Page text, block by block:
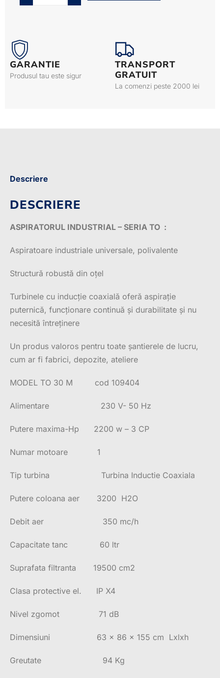
GARANTIE
Produsul tau este sigur
TRANSPORT
GRATUIT
La comenzi peste 2000 lei
Descriere
DESCRIERE
ASPIRATORUL INDUSTRIAL – SERIA TO :
Aspiratoare industriale universale, polivalente
Structură robustă din oțel
Turbinele cu inducție coaxială oferă aspirație
puternică, funcționare continuă și durabilitate și nu
necesită întreținere
Un produs valoros pentru toate șantierele de lucru,
cum ar fi fabrici, depozite, ateliere
MODEL TO 30 M cod 109404
Alimentare 230 V- 50 Hz
Putere maxima-Hp 2200 w – 3 CP
Numar motoare 1
Tip turbina Turbina Inductie Coaxiala
Putere coloana aer 3200 H2O
Debit aer 350 mc/h
Capacitate tanc 60 ltr
Suprafata filtranta 19500 cm2
Clasa protective el. IP X4
Nivel zgomot 71 dB
Dimensiuni 63 x 86 x 155 cm Lxlxh
Greutate 94 Kg